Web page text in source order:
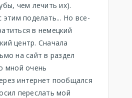
чем лечить их).
этим поделать... Но все-
в немецкий
центр. Сначала
на сайт в раздел
мной очень
интернет пообщался
переслать мой